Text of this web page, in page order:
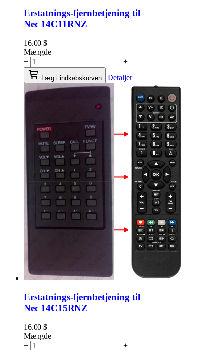
Erstatnings-fjernbetjening til
Nec 14C11RNZ
16.00 $
Mængde
−
+
Læg i indkøbskurven Detaljer
Erstatnings-fjernbetjening til
Nec 14C15RNZ
16.00 $
Mængde
−
+